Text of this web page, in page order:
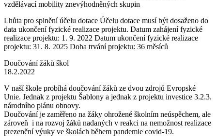
vzdělávací mobility znevýhodněných skupin
Lhůta pro splnění účelu dotace Účelu dotace musí být dosaženo do
data ukončení fyzické realizace projektu. Datum zahájení fyzické
realizace projektu: 1. 9. 2022 Datum ukončení fyzické realizace
projektu: 31. 8. 2025 Doba trvání projektu: 36 měsíců
Doučování žáků škol
18.2.2022
V naší škole probíhá doučování žáků ze dvou zdrojů Evropské
Unie. Jednak z projektu Šablony a jednak z projektu investice 3.2.3.
národního plánu obnovy.
Doučování je zaměřeno na žáky ohrožené školním neúspěchem, ale
zároveň i na rozvoj žáků nadaných v reakci na nemožnost realizace
prezenční výuky ve školách během pandemie covid-19.